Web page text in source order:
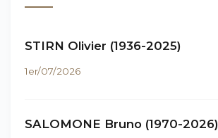
STIRN Olivier (1936-2025)
1er/07/2026
SALOMONE Bruno (1970-2026)